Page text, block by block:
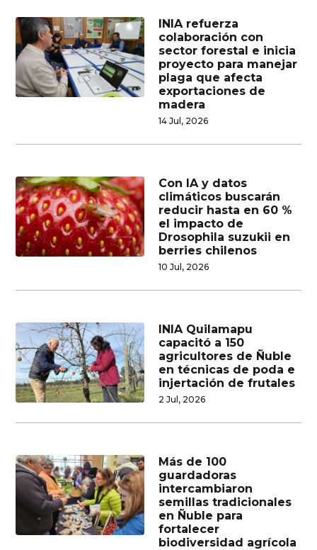
INIA refuerza
colaboración con
sector forestal e inicia
proyecto para manejar
plaga que afecta
exportaciones de
madera
14 Jul, 2026
Con IA y datos
climáticos buscarán
reducir hasta en 60 %
el impacto de
Drosophila suzukii en
berries chilenos
10 Jul, 2026
INIA Quilamapu
capacitó a 150
agricultores de Ñuble
en técnicas de poda e
injertación de frutales
2 Jul, 2026
Más de 100
guardadoras
intercambiaron
semillas tradicionales
en Ñuble para
fortalecer
biodiversidad agrícola